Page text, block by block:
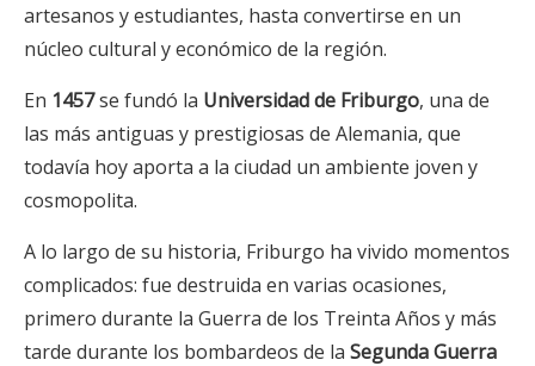
artesanos y estudiantes, hasta convertirse en un
núcleo cultural y económico de la región.
En 1457se fundó la Universidad de Friburgo, una de
las más antiguas y prestigiosas de Alemania, que
todavía hoy aporta a la ciudad un ambiente joven y
cosmopolita.
A lo largo de su historia, Friburgo ha vivido momentos
complicados: fue destruida en varias ocasiones,
primero durante la Guerra de los Treinta Años y más
tarde durante los bombardeos de la Segunda Guerra